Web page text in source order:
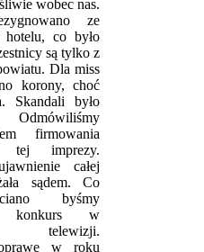
wobec nas.
ze
co było
są tylko z
Dla miss
korony, choć
Skandali było
firmowania
tej imprezy.
całej
sądem. Co
byśmy
konkurs w
telewizji.
w roku